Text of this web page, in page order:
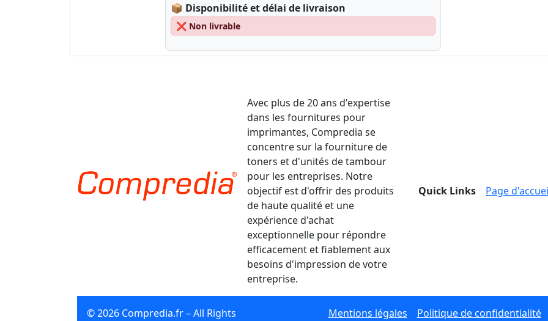
📦 Lagerstatus:
Disponibilité et délai de livraison
❌ Non livrable
Avec plus de 20 ans d'expertise
dans les fournitures pour
imprimantes, Compredia se
concentre sur la fourniture de
toners et d'unités de tambour
pour les entreprises. Notre
objectif est d'offrir des produits
de haute qualité et une
expérience d'achat
exceptionnelle pour répondre
efficacement et fiablement aux
besoins d'impression de votre
entreprise.
Quick Links Page
© 2026 Compredia.fr – All Rights Mentions légales Politique de confidentialité